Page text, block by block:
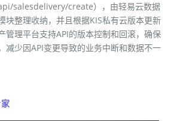
salesdelivery/create），由轻易云数据
块整理收纳，并且根据KIS私有云版本更新
管理平台支持API的版本控制和回滚，确保
减少因API变更导致的业务中断和数据不一